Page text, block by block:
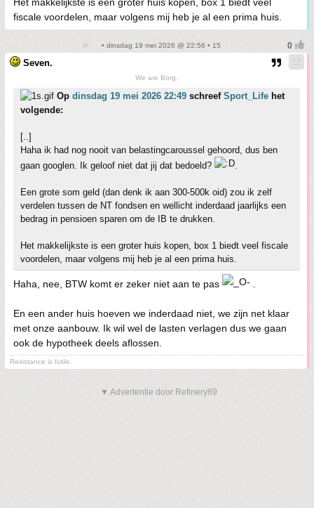
fiscale voordelen, maar volgens mij heb je al een prima huis.
• dinsdag 19 mei 2026 @ 22:56 • 15
Seven.
We are Borg.
Op dinsdag 19 mei 2026 22:49 schreef Sport_Life het
volgende:
[..]
Haha ik had nog nooit van belastingcaroussel gehoord, dus ben
gaan googlen. Ik geloof niet dat jij dat bedoeld?
Een grote som geld (dan denk ik aan 300-500k oid) zou ik zelf
verdelen tussen de NT fondsen en wellicht inderdaad jaarlijks een
bedrag in pensioen sparen om de IB te drukken.
Het makkelijkste is een groter huis kopen, box 1 biedt veel fiscale
voordelen, maar volgens mij heb je al een prima huis.
Haha, nee, BTW komt er zeker niet aan te pas
En een ander huis hoeven we inderdaad niet, we zijn net klaar
met onze aanbouw. Ik wil wel de lasten verlagen dus we gaan
ook de hypotheek deels aflossen.
Resistance is futile.
▼ Advertentie door Refinery89